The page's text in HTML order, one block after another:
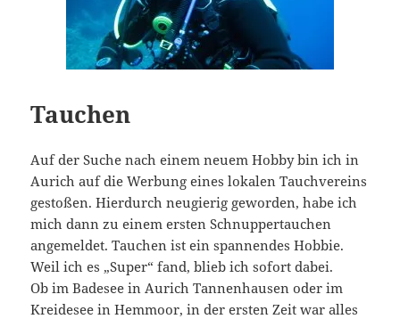
Tauchen
Auf der Suche nach einem neuem Hobby bin ich in
Aurich auf die Werbung eines lokalen Tauchvereins
gestoßen. Hierdurch neugierig geworden, habe ich
mich dann zu einem ersten Schnuppertauchen
angemeldet. Tauchen ist ein spannendes Hobbie.
Weil ich es „Super“ fand, blieb ich sofort dabei.
Ob im Badesee in Aurich Tannenhausen oder im
Kreidesee in Hemmoor, in der ersten Zeit war alles